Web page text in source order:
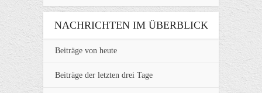
NACHRICHTEN IM ÜBERBLICK
Beiträge von heute
Beiträge der letzten drei Tage